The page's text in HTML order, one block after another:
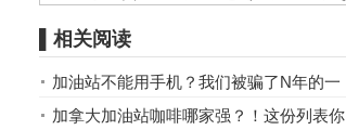
▌相关阅读
加油站不能用手机？我们被骗了N年的一
个谎言
加拿大加油站咖啡哪家强？！这份列表你